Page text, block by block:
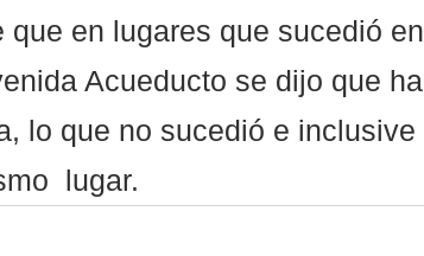
que en lugares que sucedió
Acueducto se dijo que
lo que no sucedió e
lugar.